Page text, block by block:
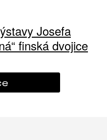
Josefa
finská dvojice